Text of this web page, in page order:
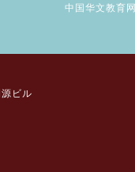
中国华文教育
ビル